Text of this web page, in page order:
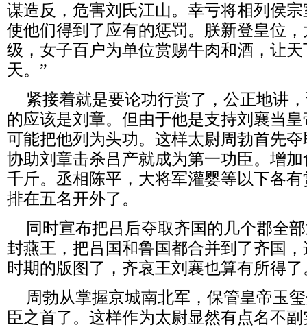
谋造反，危害刘氏江山。幸亏将相列侯
使他们得到了应有的惩罚。朕新登皇位
级，女子百户为单位赏赐牛肉和酒，让
天。”
紧接着就是要论功行赏了，公正地讲
的应该是刘章。但由于他是支持刘襄当
可能把他列为头功。这样太尉周勃首先
协助刘章击杀吕产就成为第一功臣。增
千斤。丞相陈平，大将军灌婴等以下各有
排在五名开外了。
同时宣布把吕后夺取齐国的几个郡全
封燕王，把吕国和鲁国都合并到了齐国
时期的版图了，齐哀王刘襄也算有所得了
周勃从掌握京城南北军，保管皇帝玉
臣之首了。这样作为太尉显然有点名不